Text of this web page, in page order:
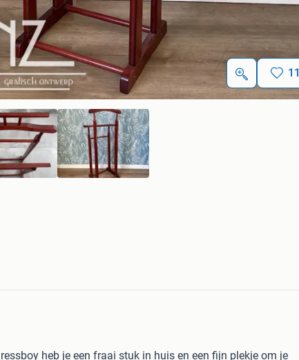
11
heb je een fraai stuk in huis en een fijn plekje om je